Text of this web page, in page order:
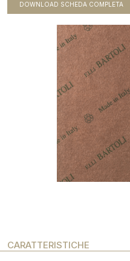
DOWNLOAD SCHEDA COMPLETA
CARATTERISTICHE